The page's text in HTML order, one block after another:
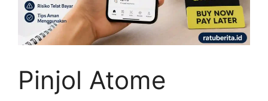
Pinjol Atome